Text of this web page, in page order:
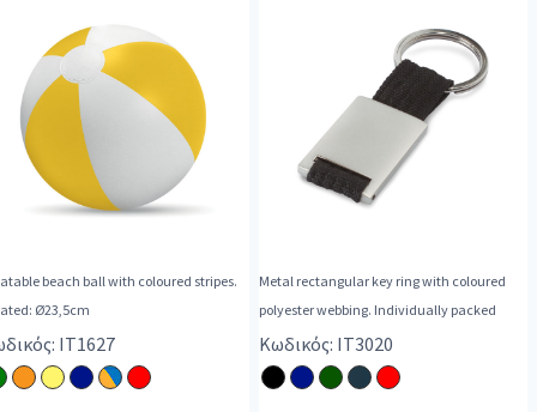
beach ball with coloured stripes.
Ø23,5cm
IT1627
Metal rectangular key ring with coloured
polyester webbing. Individually packed
Κωδικός: IT3020